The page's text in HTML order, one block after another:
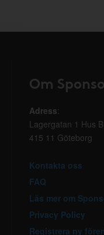
Om
Adress:
Lagergatan 1 Hus
415 11 Göteborg
Kontakta oss
FAQ
Läs mer om
Privacy Policy
Registrera ny